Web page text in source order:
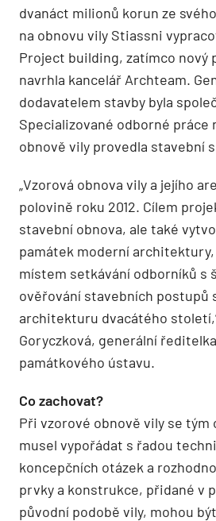
dvanáct milionů korun ze
na obnovu vily Stiassni
Project building, zatímco nový
navrhla kancelář Archteam.
dodavatelem stavby byla
Specializované odborné práce
obnově vily provedla stavební
„Vzorová obnova vily a jejího
polovině roku 2012. Cílem
stavební obnova, ale také
památek moderní
místem setkávání odborníků s
ověřování stavebních postupů
architekturu dvacátého
Goryczková, generální
památkového ústavu.
Co zachovat?
Při vzorové obnově vily se tým
musel vypořádat s řadou
koncepčních otázek a
prvky a konstrukce, přidané v
původní podobě vily, mohou